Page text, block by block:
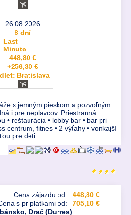
26.08.2026
8 dní
Last
Minute
448,80 €
+256,30 €
Bratislava
s jemným pieskom a pozvoľným
i pre neplavcov. Priestranná
• reštaurácia • lobby bar • bar pri
centrum, fitnes • 2 výťahy • vonkajší
pre deti.
Cena zájazdu od:
448,80 €
s príplatkami od:
705,10 €
, Drač (Durres)